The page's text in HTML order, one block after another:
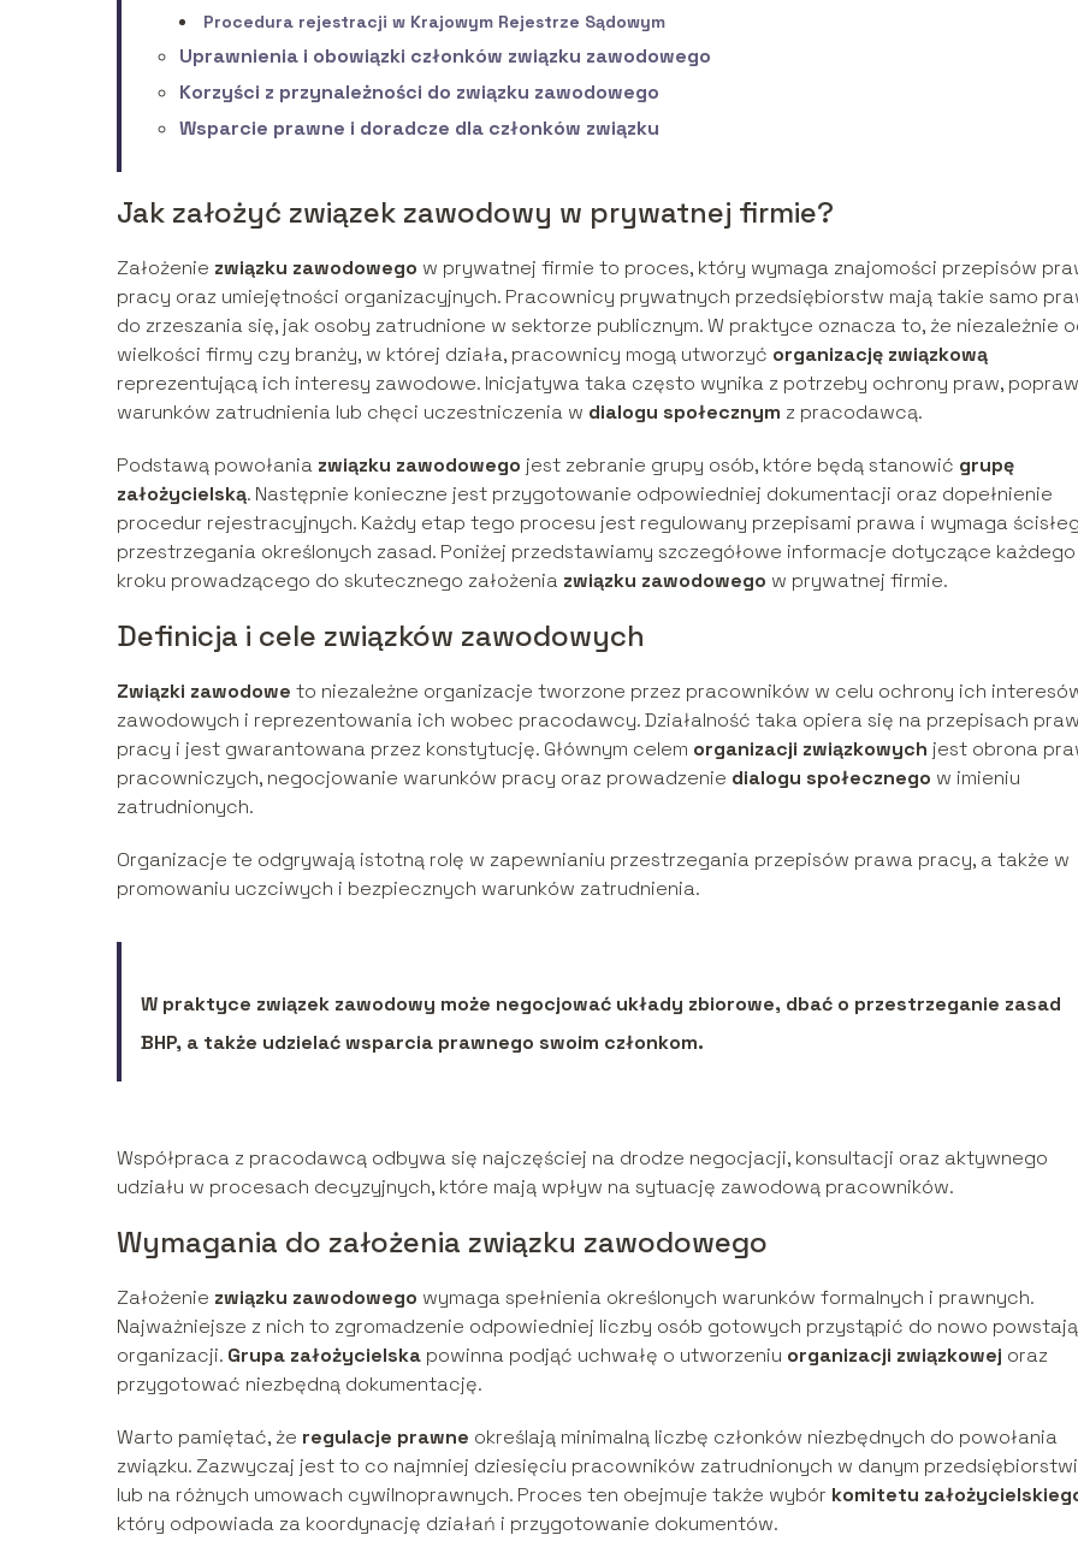
Procedura rejestracji w Krajowym Rejestrze Sądowym
Uprawnienia i obowiązki członków związku zawodowego
Korzyści z przynależności do związku zawodowego
Wsparcie prawne i doradcze dla członków związku
Jak założyć związek zawodowy w prywatnej firmie?
Założenie związku zawodowego w prywatnej firmie to proces, który wymaga znajomości przepisów
pracy oraz umiejętności organizacyjnych. Pracownicy prywatnych przedsiębiorstw mają takie samo
do zrzeszania się, jak osoby zatrudnione w sektorze publicznym. W praktyce oznacza to, że niezależnie
wielkości firmy czy branży, w której działa, pracownicy mogą utworzyć organizację związkową
reprezentującą ich interesy zawodowe. Inicjatywa taka często wynika z potrzeby ochrony praw,
warunków zatrudnienia lub chęci uczestniczenia w dialogu społecznym z pracodawcą.
Podstawą powołania związku zawodowego jest zebranie grupy osób, które będą stanowić grupę
założycielską. Następnie konieczne jest przygotowanie odpowiedniej dokumentacji oraz dopełnienie
procedur rejestracyjnych. Każdy etap tego procesu jest regulowany przepisami prawa i wymaga
przestrzegania określonych zasad. Poniżej przedstawiamy szczegółowe informacje dotyczące każdego
kroku prowadzącego do skutecznego założenia związku zawodowego w prywatnej firmie.
Definicja i cele związków zawodowych
Związki zawodowe to niezależne organizacje tworzone przez pracowników w celu ochrony ich
zawodowych i reprezentowania ich wobec pracodawcy. Działalność taka opiera się na przepisach
pracy i jest gwarantowana przez konstytucję. Głównym celem organizacji związkowych jest obrona
pracowniczych, negocjowanie warunków pracy oraz prowadzenie dialogu społecznego w imieniu
zatrudnionych.
Organizacje te odgrywają istotną rolę w zapewnianiu przestrzegania przepisów prawa pracy, a także w
promowaniu uczciwych i bezpiecznych warunków zatrudnienia.
W praktyce związek zawodowy może negocjować układy zbiorowe, dbać o przestrzeganie zasad
BHP, a także udzielać wsparcia prawnego swoim członkom.
Współpraca z pracodawcą odbywa się najczęściej na drodze negocjacji, konsultacji oraz aktywnego
udziału w procesach decyzyjnych, które mają wpływ na sytuację zawodową pracowników.
Wymagania do założenia związku zawodowego
Założenie związku zawodowego wymaga spełnienia określonych warunków formalnych i prawnych.
Najważniejsze z nich to zgromadzenie odpowiedniej liczby osób gotowych przystąpić do nowo
organizacji. Grupa założycielska powinna podjąć uchwałę o utworzeniu organizacji związkowej oraz
przygotować niezbędną dokumentację.
Warto pamiętać, że regulacje prawne określają minimalną liczbę członków niezbędnych do powołania
związku. Zazwyczaj jest to co najmniej dziesięciu pracowników zatrudnionych w danym
lub na różnych umowach cywilnoprawnych. Proces ten obejmuje także wybór komitetu
który odpowiada za koordynację działań i przygotowanie dokumentów.